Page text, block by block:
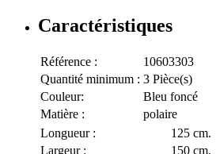
Caractéristiques
Référence :
10603303
Quantité minimum : 3 Pièce(s)
Couleur:
Bleu foncé
Matière :
polaire
Longueur :
125 cm.
Largeur :
150 cm.